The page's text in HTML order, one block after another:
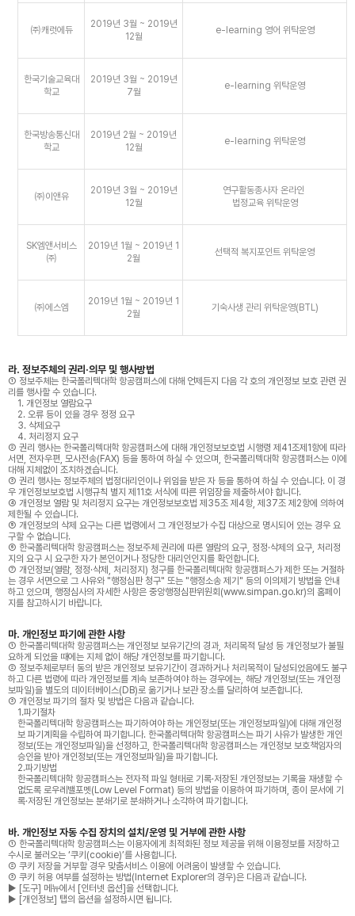
㈜캐럿에듀
2019년 3월 ~ 2019년
12월
e-learning 영어 위탁운영
한국기술교육대
학교
2019년 3월 ~ 2019년
7월
e-learning 위탁운영
한국방송통신대
학교
2019년 2월 ~ 2019년
12월
e-learning 위탁운영
㈜이앤유
2019년 3월 ~ 2019년
12월
연구활동종사자 온라인
법정교육 위탁운영
SK엠앤서비스
㈜
2019년 1월 ~ 2019년 1
2월
선택적 복지포인트 위탁운영
㈜에스엠
2019년 1월 ~ 2019년 1
2월
기숙사생 관리 위탁운영(BTL)
라. 정보주체의 권리·의무 및 행사방법
① 정보주체는 한국폴리텍대학 항공캠퍼스에 대해 언제든지 다음 각 호의 개인정보 보호 관련 권
리를 행사할 수 있습니다.
1. 개인정보 열람요구
2. 오류 등이 있을 경우 정정 요구
3. 삭제요구
4. 처리정지 요구
② 권리 행사는 한국폴리텍대학 항공캠퍼스에 대해 개인정보보호법 시행령 제41조제1항에 따라
서면, 전자우편, 모사전송(FAX) 등을 통하여 하실 수 있으며, 한국폴리텍대학 항공캠퍼스는 이에
대해 지체없이 조치하겠습니다.
③ 권리 행사는 정보주체의 법정대리인이나 위임을 받은 자 등을 통하여 하실 수 있습니다. 이 경
우 개인정보보호법 시행규칙 별지 제11호 서식에 따른 위임장을 제출하셔야 합니다.
④ 개인정보 열람 및 처리정지 요구는 개인정보보호법 제35조 제4항, 제37조 제2항에 의하여
제한될 수 있습니다.
⑤ 개인정보의 삭제 요구는 다른 법령에서 그 개인정보가 수집 대상으로 명시되어 있는 경우 요
구할 수 없습니다.
⑥ 한국폴리텍대학 항공캠퍼스는 정보주체 권리에 따른 열람의 요구, 정정·삭제의 요구, 처리정
지의 요구 시 요구한 자가 본인이거나 정당한 대리인인지를 확인합니다.
⑦ 개인정보(열람, 정정·삭제, 처리정지) 청구를 한국폴리텍대학 항공캠퍼스가 제한 또는 거절하
는 경우 서면으로 그 사유와 "행정심판 청구" 또는 "행정소송 제기" 등의 이의제기 방법을 안내
하고 있으며, 행정심사의 자세한 사항은 중앙행정심판위원회(www.simpan.go.kr)의 홈페이
지를 참고하시기 바랍니다.
마. 개인정보 파기에 관한 사항
① 한국폴리텍대학 항공캠퍼스는 개인정보 보유기간의 경과, 처리목적 달성 등 개인정보가 불필
요하게 되었을 때에는 지체 없이 해당 개인정보를 파기합니다.
② 정보주체로부터 동의 받은 개인정보 보유기간이 경과하거나 처리목적이 달성되었음에도 불구
하고 다른 법령에 따라 개인정보를 계속 보존하여야 하는 경우에는, 해당 개인정보(또는 개인정
보파일)을 별도의 데이터베이스(DB)로 옮기거나 보관 장소를 달리하여 보존합니다.
③ 개인정보 파기의 절차 및 방법은 다음과 같습니다.
1.파기절차
한국폴리텍대학 항공캠퍼스는 파기하여야 하는 개인정보(또는 개인정보파일)에 대해 개인정
보 파기계획을 수립하여 파기합니다. 한국폴리텍대학 항공캠퍼스는 파기 사유가 발생한 개인
정보(또는 개인정보파일)을 선정하고, 한국폴리텍대학 항공캠퍼스는 개인정보 보호책임자의
승인을 받아 개인정보(또는 개인정보파일)을 파기합니다.
2.파기방법
한국폴리텍대학 항공캠퍼스는 전자적 파일 형태로 기록·저장된 개인정보는 기록을 재생할 수
없도록 로우레밸포멧(Low Level Format) 등의 방법을 이용하여 파기하며, 종이 문서에 기
록·저장된 개인정보는 분쇄기로 분쇄하거나 소각하여 파기합니다.
바. 개인정보 자동 수집 장치의 설치/운영 및 거부에 관한 사항
① 한국폴리텍대학 항공캠퍼스는 이용자에게 최적화된 정보 제공을 위해 이용정보를 저장하고
수시로 불러오는 ‘쿠키(cookie)’를 사용합니다.
② 쿠키 저장을 거부할 경우 맞춤서비스 이용에 어려움이 발생할 수 있습니다.
③ 쿠키 허용 여부를 설정하는 방법(Internet Explorer의 경우)은 다음과 같습니다.
▶ [도구] 메뉴에서 [인터넷 옵션]을 선택합니다.
▶ [개인정보] 탭의 옵션을 설정하시면 됩니다.